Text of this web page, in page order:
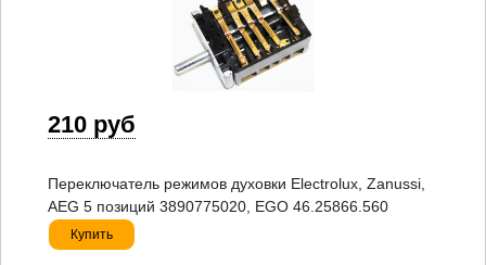
210 руб
Переключатель режимов духовки Electrolux, Zanussi,
AEG 5 позиций 3890775020, EGO 46.25866.560
Купить